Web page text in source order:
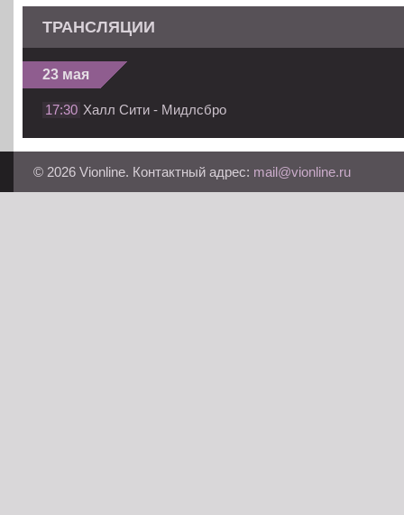
ТРАНСЛЯЦИИ
23 мая
17:30 Халл Сити - Мидлсбро
© 2026 Vionline. Контактный адрес: mail@vionline.ru